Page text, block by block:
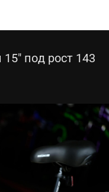
под рост 143